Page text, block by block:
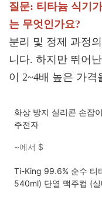
질문: 티타늄 식기
는 ​​무엇인가요?
분리 및 정제 과정
니다. 하지만 뛰어
이 2~4배 높은 가격
화상 방지 실리콘 손잡
주전자
~에서 $
Ti-King 99.6% 순수 티
540ml) 단열 맥주컵 (